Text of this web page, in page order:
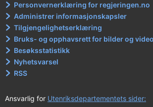
Personvernerklæring for regjeringen.no
Administrer informasjonskapsler
Tilgjengelighetserklæring
Bruks- og opphavsrett for bilder og
Besøksstatistikk
Nyhetsvarsel
RSS
Ansvarlig for Utenriksdepartementets sider: